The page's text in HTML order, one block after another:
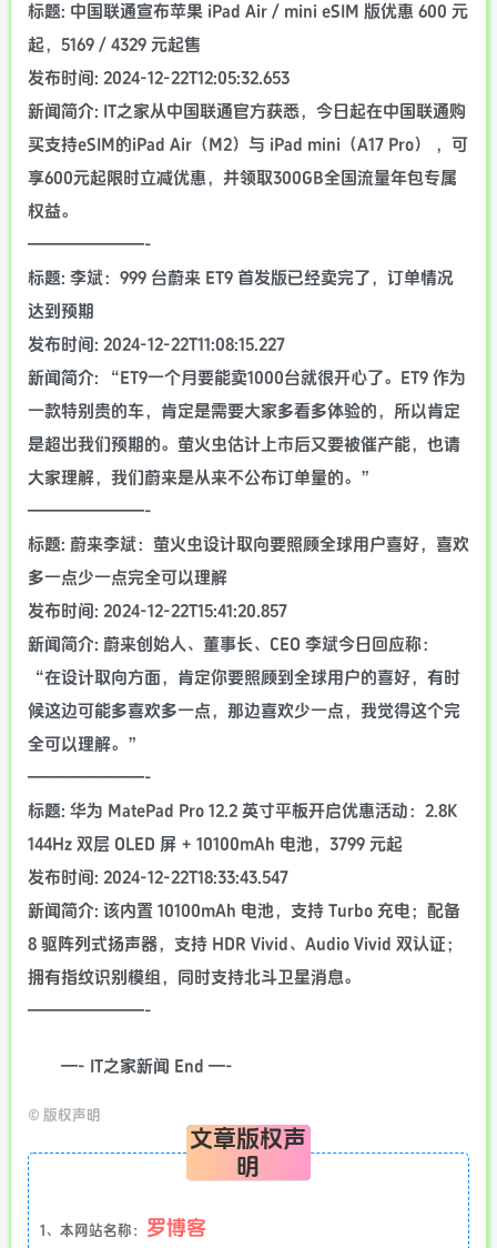
标题: 中国联通宣布苹果 iPad Air / mini eSIM 版优惠 600 元
起，5169 / 4329 元起售
发布时间: 2024-12-22T12:05:32.653
新闻简介: IT之家从中国联通官方获悉，今日起在中国联通购
买支持eSIM的iPad Air（M2）与 iPad mini（A17 Pro） ，可
享600元起限时立减优惠，并领取300GB全国流量年包专属
权益。
———————-
标题: 李斌：999 台蔚来 ET9 首发版已经卖完了，订单情况
达到预期
发布时间: 2024-12-22T11:08:15.227
新闻简介: “ET9一个月要能卖1000台就很开心了。ET9 作为
一款特别贵的车，肯定是需要大家多看多体验的，所以肯定
是超出我们预期的。萤火虫估计上市后又要被催产能，也请
大家理解，我们蔚来是从来不公布订单量的。”
———————-
标题: 蔚来李斌：萤火虫设计取向要照顾全球用户喜好，喜欢
多一点少一点完全可以理解
发布时间: 2024-12-22T15:41:20.857
新闻简介: 蔚来创始人、董事长、CEO 李斌今日回应称：
“在设计取向方面，肯定你要照顾到全球用户的喜好，有时
候这边可能多喜欢多一点，那边喜欢少一点，我觉得这个完
全可以理解。”
———————-
标题: 华为 MatePad Pro 12.2 英寸平板开启优惠活动：2.8K
144Hz 双层 OLED 屏 + 10100mAh 电池，3799 元起
发布时间: 2024-12-22T18:33:43.547
新闻简介: 该内置 10100mAh 电池，支持 Turbo 充电；配备
8 驱阵列式扬声器，支持 HDR Vivid、Audio Vivid 双认证；
拥有指纹识别模组，同时支持北斗卫星消息。
———————-
—- IT之家新闻 End —-
© 版权声明
文章版权声
明
1、本网站名称： 罗博客